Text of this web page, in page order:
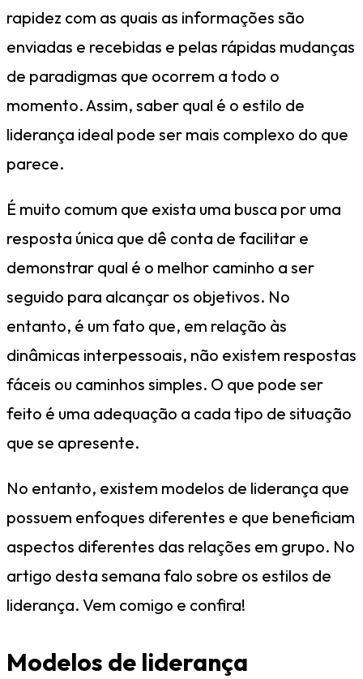
rapidez com as quais as informações são
enviadas e recebidas e pelas rápidas mudanças
de paradigmas que ocorrem a todo o
momento. Assim, saber qual é o estilo de
liderança ideal pode ser mais complexo do que
parece.
É muito comum que exista uma busca por uma
resposta única que dê conta de facilitar e
demonstrar qual é o melhor caminho a ser
seguido para alcançar os objetivos. No
entanto, é um fato que, em relação às
dinâmicas interpessoais, não existem respostas
fáceis ou caminhos simples. O que pode ser
feito é uma adequação a cada tipo de situação
que se apresente.
No entanto, existem modelos de liderança que
possuem enfoques diferentes e que beneficiam
aspectos diferentes das relações em grupo. No
artigo desta semana falo sobre os estilos de
liderança. Vem comigo e confira!
Modelos de liderança